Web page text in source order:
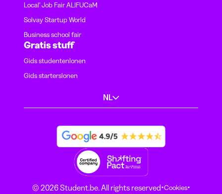
Local' Job Fair ALIFUCaM
Solvay Startup World
Business school fair
Gratis stuff
Gids studentenlonen
Gids starterslonen
NL
© 2026 Student.be. All rights reserved·Cookies·